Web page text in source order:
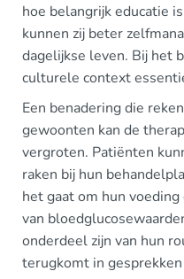
hoe belangrijk educatie
kunnen zij beter
dagelijkse leven. Bij het
culturele context
Een benadering die
gewoonten kan de
vergroten. Patiënten
raken bij hun
het gaat om hun
van
onderdeel zijn van hun
terugkomt in